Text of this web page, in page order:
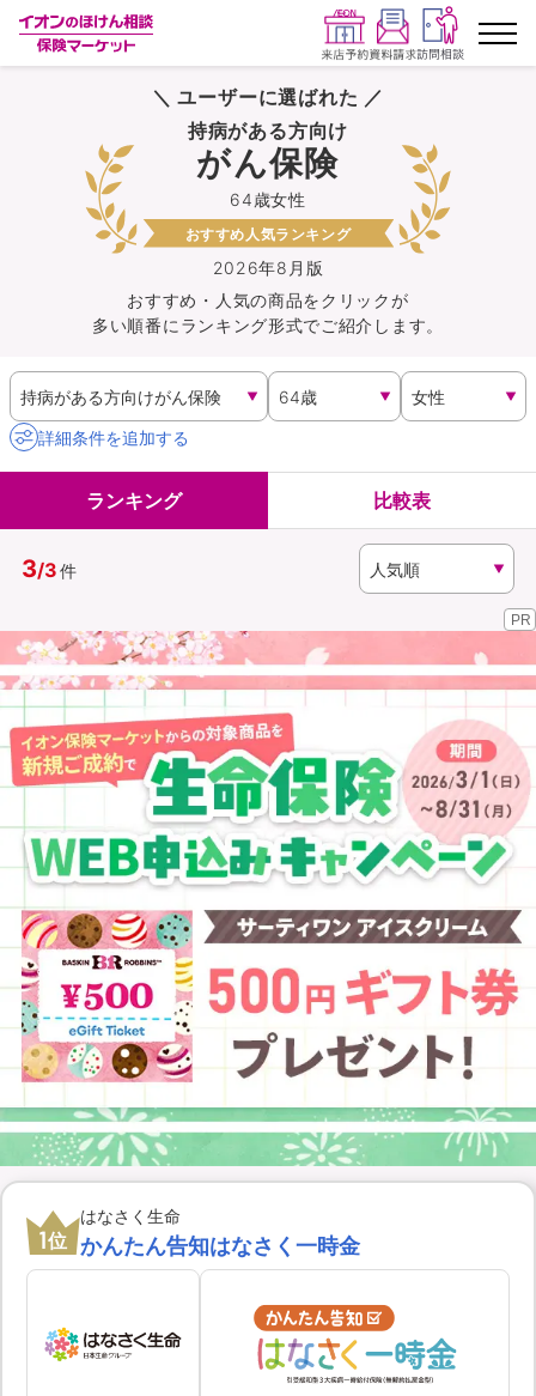
ランキングから探す
保険を比較する
保険会社から探す
イオンカード会員さま専用保険
キャンペーン一覧
コラム
イオングループ従業員さま向け
（無料） （無料）
イオンカード会員さま専用保険
＼ ユーザーに選ばれた ／
2026年8月版
64歳女性
持病がある方向け
がん保険
おすすめ人気ランキング
おすすめ・人気の商品をクリックが
多い順番にランキング形式でご紹介します。
詳細条件を追加する
ランキング 比較表
3/3件
PR
1位
はなさく生命
かんたん告知はなさく一時金